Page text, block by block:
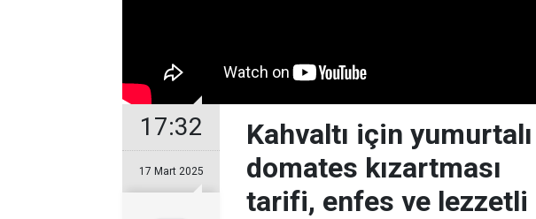
17:32
17 Mart 2025
Kahvaltı için yumurtalı
domates kızartması
tarifi, enfes ve lezzetli